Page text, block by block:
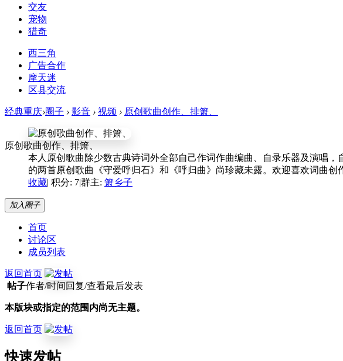
交友
宠物
猎奇
西三角
广告合作
摩天迷
区县交流
经典重庆›圈子 › 影音 › 视频 › 原创歌曲创作、排箫、
原创歌曲创作、排箫、
本人原创歌曲除少数古典诗词外全部自己作词作曲编曲、自录乐器及演唱
的两首原创歌曲《守爱呼归石》和《呼归曲》尚珍藏未露。欢迎喜欢词曲创
收藏| 积分: 7|群主: 箫乡子
加入圈子
首页
讨论区
成员列表
返回首页
帖子作者/时间 回复/查看最后发表
本版块或指定的范围内尚无主题。
返回首页
快速发帖